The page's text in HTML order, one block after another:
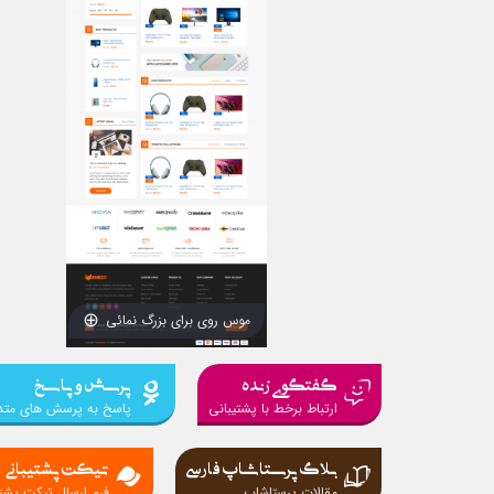
موس روی برای بزرگ نمائی
گفتگوی زنده
ارتباط برخط با پشتیبانی
پرسش و پاسخ
پاسخ به پرسش های
بلاگ پرستاشاپ فارسی تیکت پشتیبانی